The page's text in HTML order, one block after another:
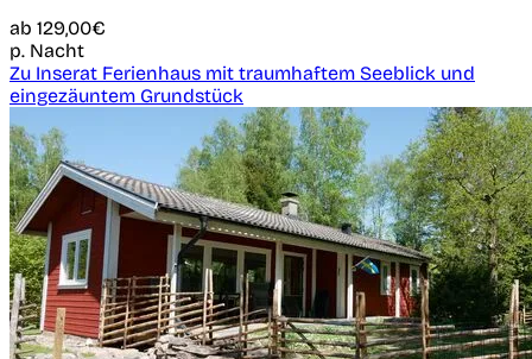
ab 129,00€
p. Nacht
Zu Inserat Ferienhaus mit traumhaftem Seeblick und
eingezäuntem Grundstück